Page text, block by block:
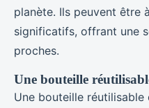
planète. Ils peuvent être
significatifs, offrant une
proches.
Une bouteille
Une bouteille réutilisable